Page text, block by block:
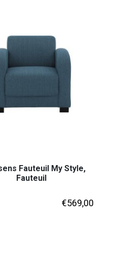
Fauteuil My Style,
Fauteuil
€569,00